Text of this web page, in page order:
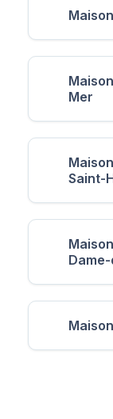
Mer
Saint-